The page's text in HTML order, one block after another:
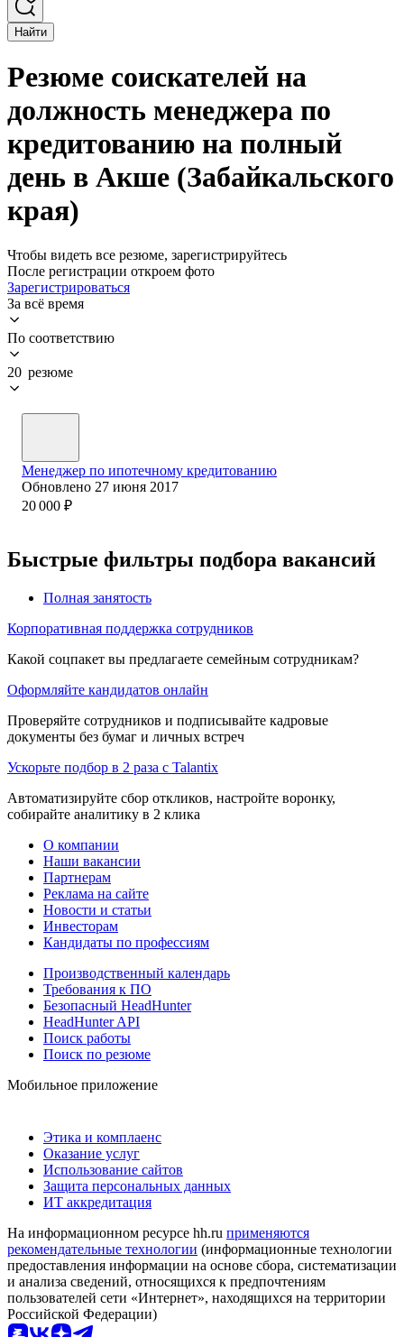
Найти
Резюме соискателей на
должность менеджера по
кредитованию на полный
день в Акше (Забайкальского
края)
Чтобы видеть все резюме, зарегистрируйтесь
После регистрации откроем фото
Зарегистрироваться
За всё время
По соответствию
20 резюме
Менеджер по ипотечному кредитованию
Обновлено 27 июня 2017
20 000 ₽
Быстрые фильтры подбора вакансий
Полная занятость
Корпоративная поддержка сотрудников
Какой соцпакет вы предлагаете семейным сотрудникам?
Оформляйте кандидатов онлайн
Проверяйте сотрудников и подписывайте кадровые
документы без бумаг и личных встреч
Ускорьте подбор в 2 раза с Talantix
Автоматизируйте сбор откликов, настройте воронку,
собирайте аналитику в 2 клика
О компании
Наши вакансии
Партнерам
Реклама на сайте
Новости и статьи
Инвесторам
Кандидаты по профессиям
Производственный календарь
Требования к ПО
Безопасный HeadHunter
HeadHunter API
Поиск работы
Поиск по резюме
Мобильное приложение
Этика и комплаенс
Оказание услуг
Использование сайтов
Защита персональных данных
ИТ аккредитация
На информационном ресурсе hh.ru применяются
рекомендательные технологии (информационные технологии
предоставления информации на основе сбора, систематизации
и анализа сведений, относящихся к предпочтениям
пользователей сети «Интернет», находящихся на территории
Российской Федерации)